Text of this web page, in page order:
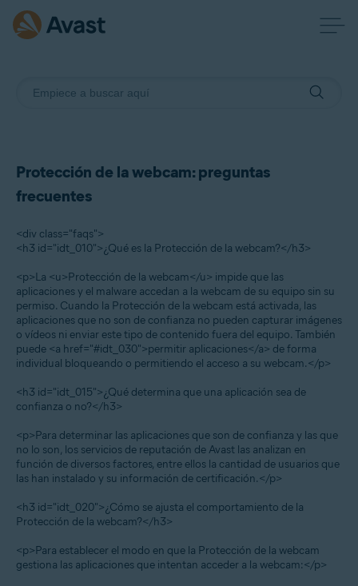
Protección de la webcam: preguntas
frecuentes
<div class="faqs">
<h3 id="idt_010">¿Qué es la Protección de la webcam?</h3>
<p>La <u>Protección de la webcam</u> impide que las
aplicaciones y el malware accedan a la webcam de su equipo sin su
permiso. Cuando la Protección de la webcam está activada, las
aplicaciones que no son de confianza no pueden capturar imágenes
o vídeos ni enviar este tipo de contenido fuera del equipo. También
puede <a href="#idt_030">permitir aplicaciones</a> de forma
individual bloqueando o permitiendo el acceso a su webcam.</p>
<h3 id="idt_015">¿Qué determina que una aplicación sea de
confianza o no?</h3>
<p>Para determinar las aplicaciones que son de confianza y las que
no lo son, los servicios de reputación de Avast las analizan en
función de diversos factores, entre ellos la cantidad de usuarios que
las han instalado y su información de certificación.</p>
<h3 id="idt_020">¿Cómo se ajusta el comportamiento de la
Protección de la webcam?</h3>
<p>Para establecer el modo en que la Protección de la webcam
gestiona las aplicaciones que intentan acceder a la webcam:</p>